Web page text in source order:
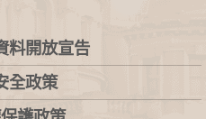
料開放宣告
全政策